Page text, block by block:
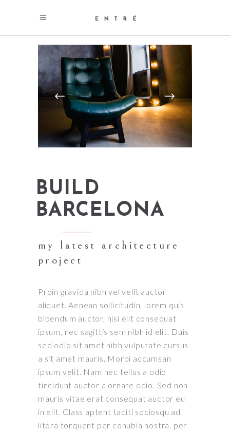
BUILD
BARCELONA
my latest architecture
project
Proin gravida nibh vel velit auctor
aliquet. Aenean sollicitudin, lorem quis
bibendum auctor, nisi elit consequat
ipsum, nec sagittis sem nibh id elit. Duis
sed odio sit amet nibh vulputate cursus
a sit amet mauris. Morbi accumsan
ipsum velit. Nam nec tellus a odio
tincidunt auctor a ornare odio. Sed non
mauris vitae erat consequat auctor eu
in elit. Class aptent taciti sociosqu ad
litora torquent per conubia nostra, per